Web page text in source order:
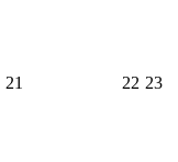
21 22 23